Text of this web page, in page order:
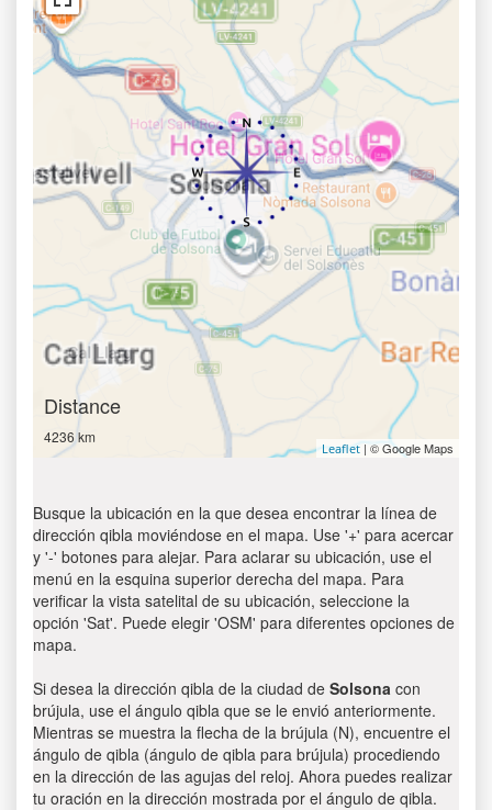
Distance
4236 km
Leaflet| © Google Maps
Busque la ubicación en la que desea encontrar la línea de
dirección qibla moviéndose en el mapa. Use '+' para acercar
y '-' botones para alejar. Para aclarar su ubicación, use el
menú en la esquina superior derecha del mapa. Para
verificar la vista satelital de su ubicación, seleccione la
opción 'Sat'. Puede elegir 'OSM' para diferentes opciones de
mapa.
Si desea la dirección qibla de la ciudad de Solsona con
brújula, use el ángulo qibla que se le envió anteriormente.
Mientras se muestra la flecha de la brújula (N), encuentre el
ángulo de qibla (ángulo de qibla para brújula) procediendo
en la dirección de las agujas del reloj. Ahora puedes realizar
tu oración en la dirección mostrada por el ángulo de qibla.